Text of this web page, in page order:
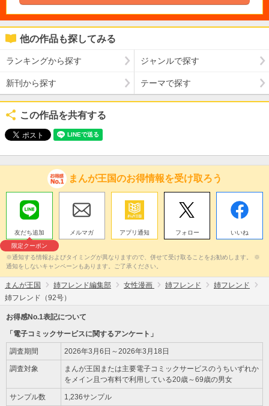
他の作品も探してみる
ランキングから探す ジャンルで探す
新刊から探す テーマで探す
この作品を共有する
まんが王国のお得情報を受け取ろう
友だち追加
限定クーポン
メルマガ アプリ通知 フォロー いいね
※通知する情報およびタイミングが異なりますので、併せて受け取ることをお勧めします。 ※
通知をしないキャンペーンもあります。ご了承ください。
まんが王国 姉フレンド編集部 女性漫画 姉フレンド
姉フレンド
姉フレンド（92号）
お得感No.1表記について
「電子コミックサービスに関するアンケート」
調査期間 2026年3月6日～2026年3月18日
調査対象
まんが王国または主要電子コミックサービスのうちいずれか
をメイン且つ有料で利用している20歳～69歳の男女
サンプル数 1,236サンプル